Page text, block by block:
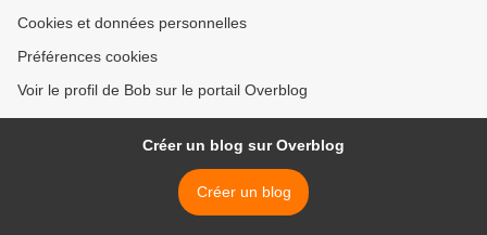
Cookies et données personnelles
Préférences cookies
Voir le profil de Bob sur le portail Overblog
Créer un blog sur Overblog
Créer un blog